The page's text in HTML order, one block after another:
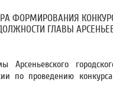
ФОРМИРОВАНИЯ
ГЛАВЫ
по проведению